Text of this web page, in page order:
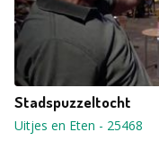
Stadspuzzeltocht
Uitjes en Eten - 25468